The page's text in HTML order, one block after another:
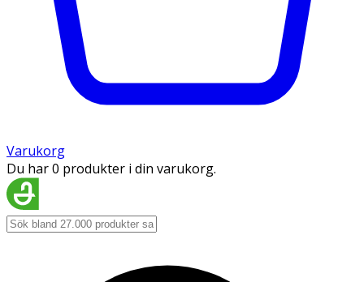
Varukorg
Du har 0 produkter i din varukorg.